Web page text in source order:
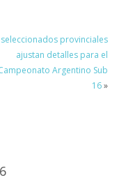
seleccionados provinciales
ajustan detalles para el
Argentino Sub
16»